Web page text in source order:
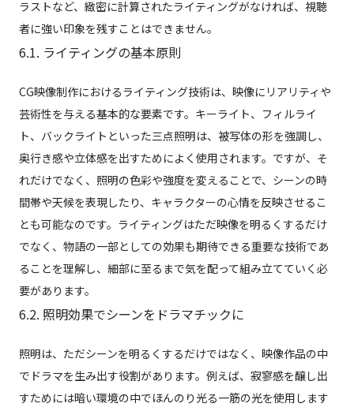
ラストなど、緻密に計算されたライティングがなければ、視聴
者に強い印象を残すことはできません。
6.1. ライティングの基本原則
CG映像制作におけるライティング技術は、映像にリアリティや
芸術性を与える基本的な要素です。キーライト、フィルライ
ト、バックライトといった三点照明は、被写体の形を強調し、
奥行き感や立体感を出すためによく使用されます。ですが、そ
れだけでなく、照明の色彩や強度を変えることで、シーンの時
間帯や天候を表現したり、キャラクターの心情を反映させるこ
とも可能なのです。ライティングはただ映像を明るくするだけ
でなく、物語の一部としての効果も期待できる重要な技術であ
ることを理解し、細部に至るまで気を配って組み立てていく必
要があります。
6.2. 照明効果でシーンをドラマチックに
照明は、ただシーンを明るくするだけではなく、映像作品の中
でドラマを生み出す役割があります。例えば、寂寥感を醸し出
すためには暗い環境の中でほんのり光る一筋の光を使用します